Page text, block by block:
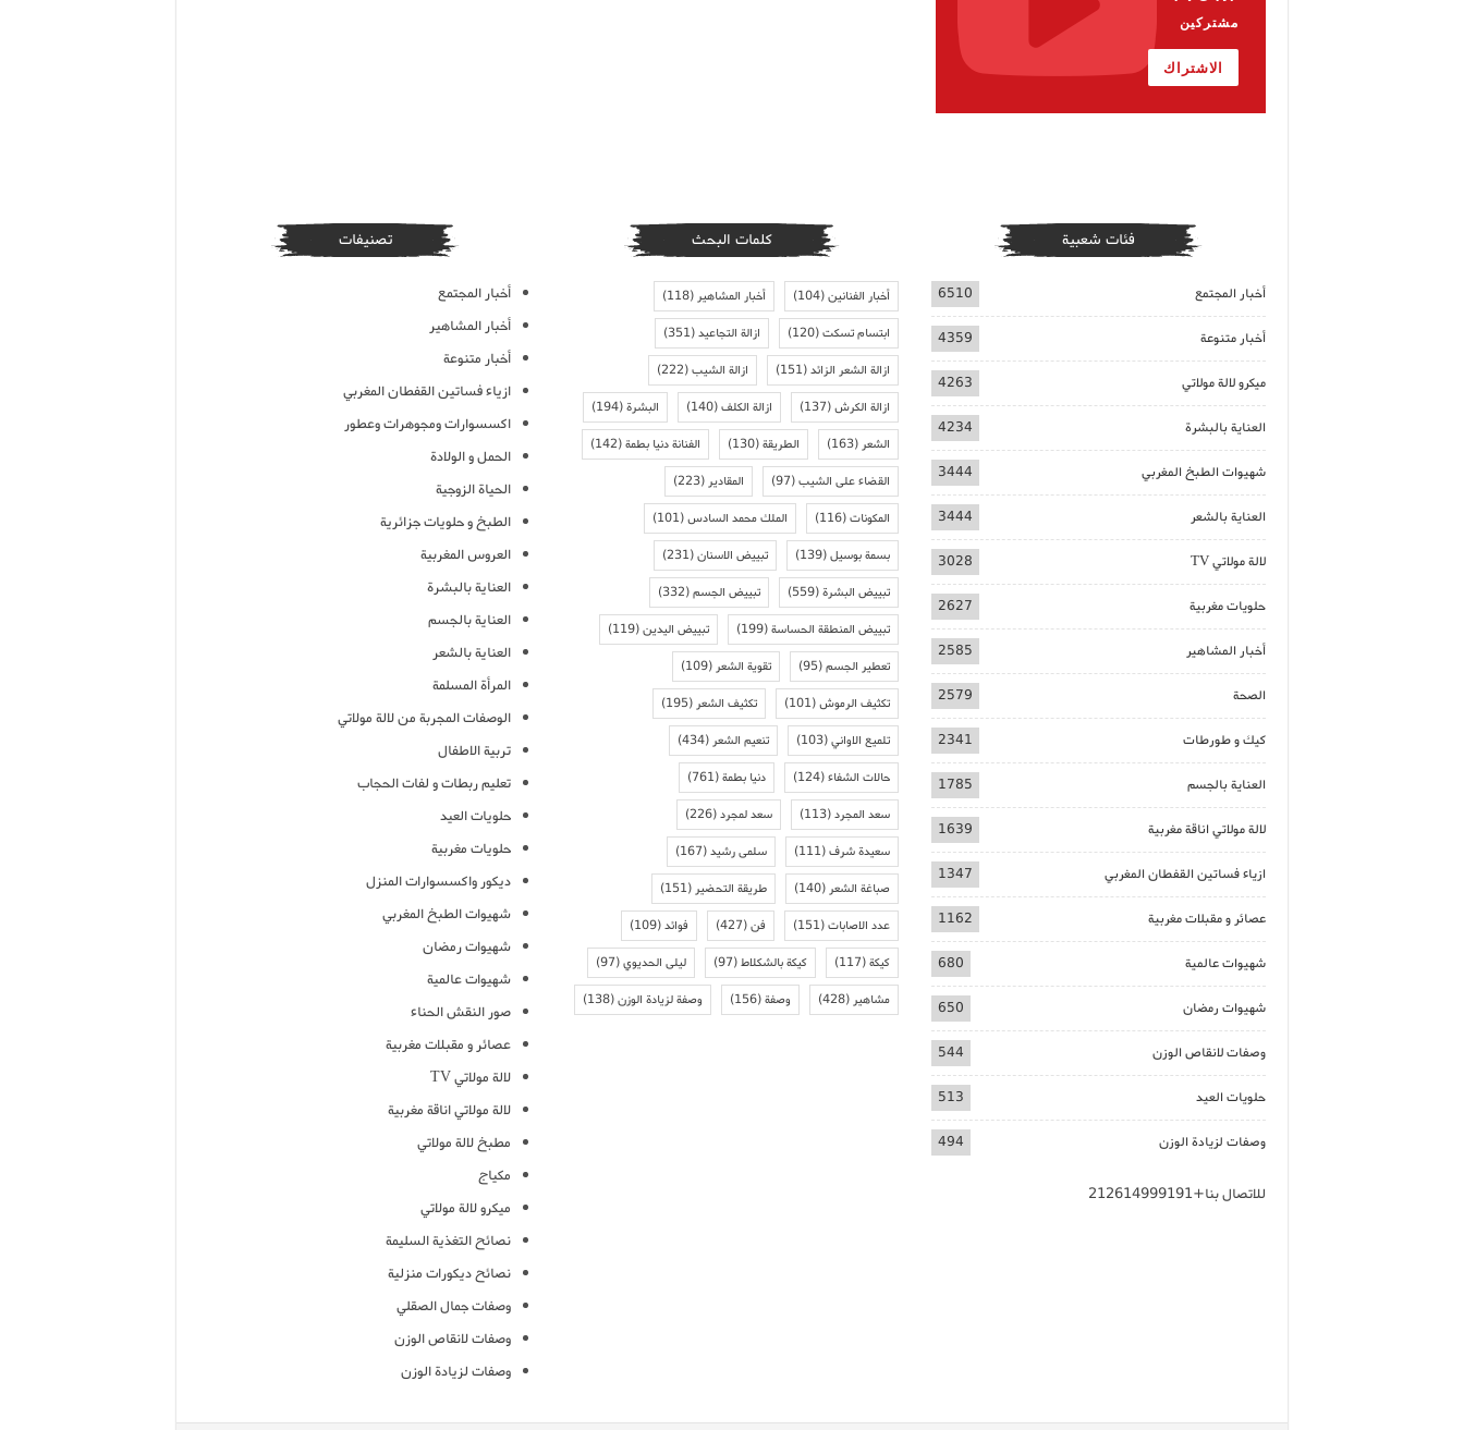
مشتركين
الاشتراك
فئات شعبية
أخبار المجتمع 6510
أخبار متنوعة 4359
ميكرو لالة مولاتي 4263
العناية بالبشرة 4234
شهيوات الطبخ المغربي 3444
العناية بالشعر 3444
لالة مولاتي TV 3028
حلويات مغربية 2627
أخبار المشاهير 2585
الصحة 2579
كيك و طورطات 2341
العناية بالجسم 1785
لالة مولاتي اناقة مغربية 1639
ازياء فساتين القفطان المغربي 1347
عصائر و مقبلات مغربية 1162
شهيوات عالمية 680
شهيوات رمضان 650
وصفات لانقاص الوزن 544
حلويات العيد 513
وصفات لزيادة الوزن 494
للاتصال بنا+212614999191
كلمات البحث
أخبار الفنانين(104) أخبار المشاهير(118)
ابتسام تسكت(120) ازالة التجاعيد(351)
ازالة الشعر الزائد(151) ازالة الشيب(222)
ازالة الكرش(137) ازالة الكلف(140) البشرة(194)
الشعر(163) الطريقة(130) الفنانة دنيا بطمة(142)
القضاء على الشيب(97) المقادير(223)
المكونات(116) الملك محمد السادس(101)
بسمة بوسيل(139) تبييض الاسنان(231)
تبييض البشرة(559) تبييض الجسم(332)
تبييض المنطقة الحساسة(199) تبييض اليدين(119)
تعطير الجسم(95) تقوية الشعر(109)
تكثيف الرموش(101) تكثيف الشعر(195)
تلميع الاواني(103) تنعيم الشعر(434)
حالات الشفاء(124) دنيا بطمة(761)
سعد المجرد(113) سعد لمجرد(226)
سعيدة شرف(111) سلمى رشيد(167)
صباغة الشعر(140) طريقة التحضير(151)
عدد الاصابات(151) فن(427) فوائد(109)
كيكة(117) كيكة بالشكلاط(97) ليلى الحديوي(97)
مشاهير(428) وصفة(156) وصفة لزيادة الوزن(138)
تصنيفات
أخبار المجتمع
أخبار المشاهير
أخبار متنوعة
ازياء فساتين القفطان المغربي
اكسسوارات ومجوهرات وعطور
الحمل و الولادة
الحياة الزوجية
الطبخ و حلويات جزائرية
العروس المغربية
العناية بالبشرة
العناية بالجسم
العناية بالشعر
المرأة المسلمة
الوصفات المجربة من لالة مولاتي
تربية الاطفال
تعليم ربطات و لفات الحجاب
حلويات العيد
حلويات مغربية
ديكور واكسسوارات المنزل
شهيوات الطبخ المغربي
شهيوات رمضان
شهيوات عالمية
صور النقش الحناء
عصائر و مقبلات مغربية
لالة مولاتي TV
لالة مولاتي اناقة مغربية
مطبخ لالة مولاتي
مكياج
ميكرو لالة مولاتي
نصائح التغذية السليمة
نصائح ديكورات منزلية
وصفات جمال الصقلي
وصفات لانقاص الوزن
وصفات لزيادة الوزن